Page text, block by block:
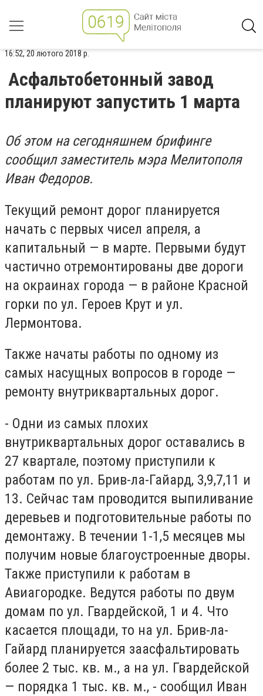
16:52, 20 лютого 2018 р.
Асфальтобетонный завод
планируют запустить 1 марта
Об этом на сегодняшнем брифинге
сообщил заместитель мэра Мелитополя
Иван Федоров.
Текущий ремонт дорог планируется
начать с первых чисел апреля, а
капитальный — в марте. Первыми будут
частично отремонтированы две дороги
на окраинах города — в районе Красной
горки по ул. Героев Крут и ул.
Лермонтова.
Также начаты работы по одному из
самых насущных вопросов в городе —
ремонту внутриквартальных дорог.
- Одни из самых плохих
внутриквартальных дорог оставались в
27 квартале, поэтому приступили к
работам по ул. Брив-ла-Гайард, 3,9,7,11 и
13. Сейчас там проводится выпиливание
деревьев и подготовительные работы по
демонтажу. В течении 1-1,5 месяцев мы
получим новые благоустроенные дворы.
Также приступили к работам в
Авиагородке. Ведутся работы по двум
домам по ул. Гвардейской, 1 и 4. Что
касается площади, то на ул. Брив-ла-
Гайард планируется заасфальтировать
более 2 тыс. кв. м., а на ул. Гвардейской
— порядка 1 тыс. кв. м., - сообщил Иван